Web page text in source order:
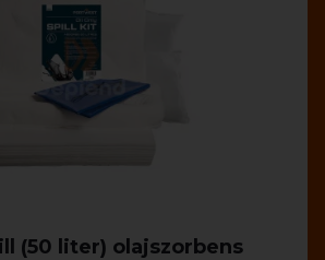
(50 liter) olajszorbens